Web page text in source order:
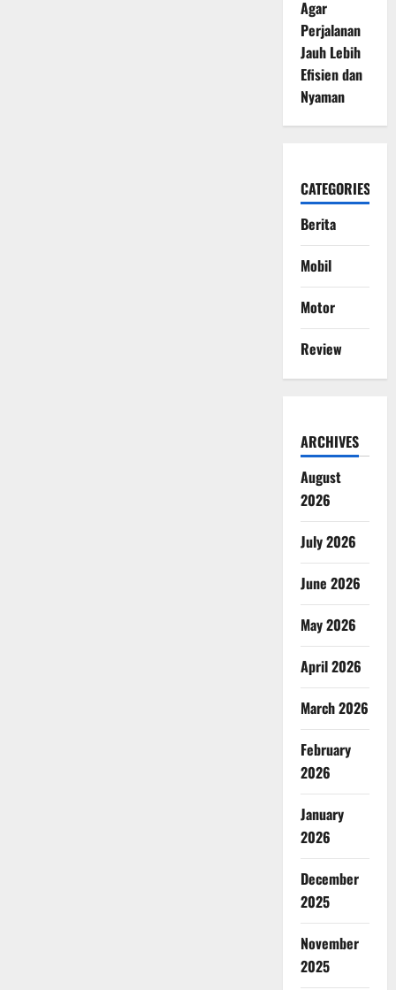
Agar
Perjalanan
Jauh Lebih
Efisien dan
Nyaman
CATEGORIES
Berita
Mobil
Motor
Review
ARCHIVES
August
2026
July 2026
June 2026
May 2026
April 2026
March 2026
February
2026
January
2026
December
2025
November
2025